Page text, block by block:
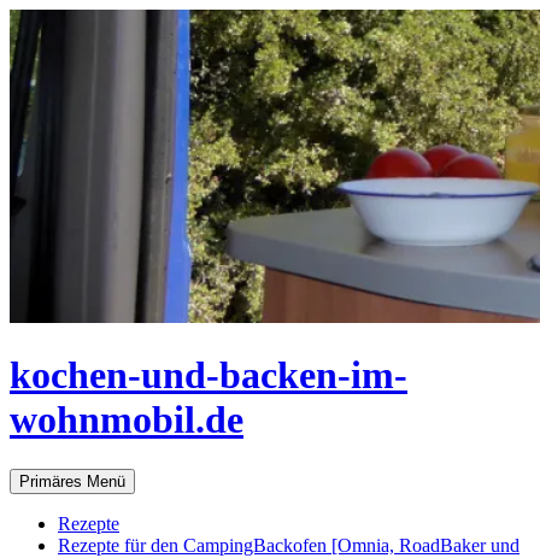
Zum
Inhalt
springen
kochen-und-backen-im-
wohnmobil.de
Suchen
Primäres Menü
Rezepte
Rezepte für den CampingBackofen [Omnia, RoadBaker und